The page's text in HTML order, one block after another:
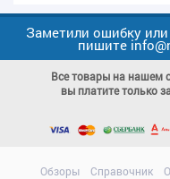
Заметили ошибку
пишите
Все товары на нашем
вы платите только
Обзоры Справочник